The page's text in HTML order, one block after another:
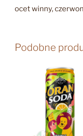
ocet winny,
Podobne